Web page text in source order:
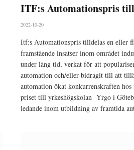
ITF:s Automationspris
2022-10-20
Itf:s Automationspris tilldelas en eller
framstående insatser inom området
under lång tid, verkat för att
automation och/eller bidragit till att
automation ökat konkurrenskraften
priset till yrkeshögskolan Yrgo i
ledande inom utbildning av framtida